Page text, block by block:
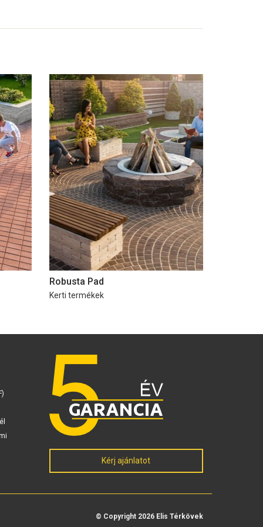
Robusta Pad
Kerti termékek
Kérj ajánlatot
© Copyright 2026 Elis Térkövek